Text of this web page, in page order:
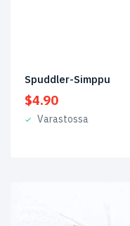
Spuddler-Simppu
$4.90
Varastossa